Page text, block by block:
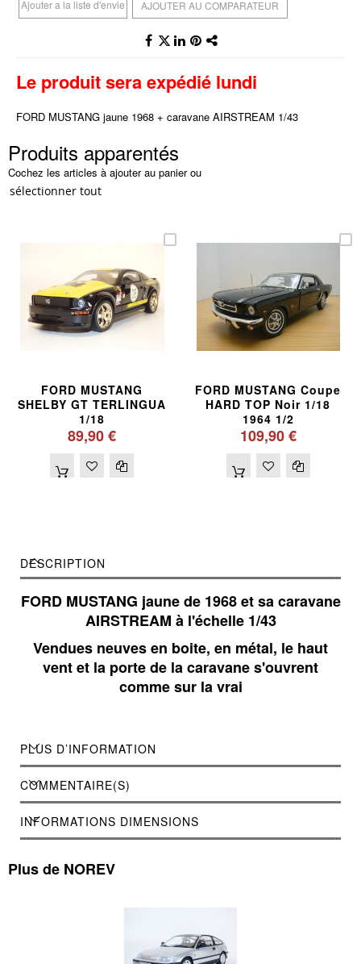
Ajouter a la liste d'envie AJOUTER AU COMPARATEUR
Le produit sera expédié lundi
FORD MUSTANG jaune 1968 + caravane AIRSTREAM 1/43
Produits apparentés
Cochez les articles à ajouter au panier ou
sélectionner tout
FORD MUSTANG
SHELBY GT TERLINGUA
1/18
89,90 €
FORD MUSTANG Coupe
HARD TOP Noir 1/18
1964 1/2
109,90 €
DESCRIPTION
FORD MUSTANG jaune de 1968 et sa caravane
AIRSTREAM à l'échelle 1/43
Vendues neuves en boite, en métal, le haut
vent et la porte de la caravane s'ouvrent
comme sur la vrai
PLUS D’INFORMATION
COMMENTAIRE(S)
INFORMATIONS DIMENSIONS
Plus de NOREV